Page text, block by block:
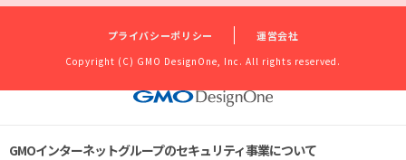
プライバシーポリシー 運営会社
Copyright (C) GMO DesignOne, Inc. All rights reserved.
GMOインターネットグループのセキュリティ事業について